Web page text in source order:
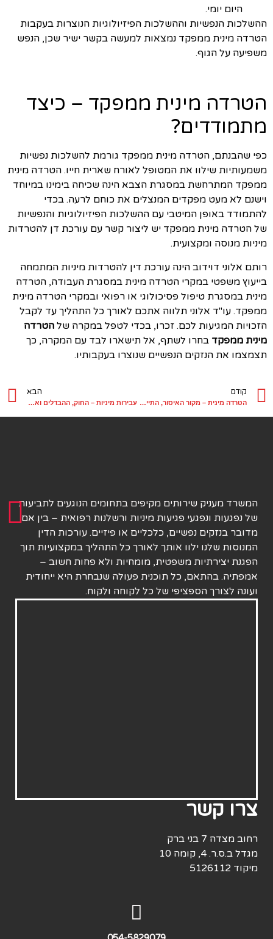
היום יומי.
ההשלכות הנפשיות וההשלכות הפיזיולוגיות הנוצרות בעקבות
הטרדה מינית ממפקד נמצאות למעשה בקשר ישיר שכן, הנפש
משפיעה על הגוף.
הטרדה מינית ממפקד – כיצד
מתמודדים?
כפי שהבנתם, הטרדה מינית ממפקד גורמת להשלכות נפשיות
משמעותיות שילוו את המטופל לאורח שארית חייו. הטרדה מינית
ממפקד המתרחשת במסגרת הצבא הינה שכיחה בימינו במיוחד
וישנם לא מעט מפקדים המנצלים את כוחם לרעה. בכדי
להתמודד באופן המיטבי עם ההשלכות הפיזיולוגיות והנפשיות
של הטרדה מינית ממפקד יש ליצור קשר עם עורכת דן להטרדות
מיניות מנוסה ומקצועית.
רותם אלוני דוידוב הינה עורכת דין להטרדות מיניות המתמחה
בייעוץ משפטי במקרי הטרדה מינית במסגרת העבודה, הטרדה
מינית במסגרת טיפול פסיכולוגי או רפואי ובמקרי הטרדה מינית
ממפקד. עו"ד אלוני תלווה אתכם לאורך כל התהליך עד לקבל
הזכויות המגיעות לכם. זכרו, בכדי לטפל במקרה של הטרדה
מינית ממפקד בחרו לשתף, אל תישארו לבד עם המקרה, כך
תצמצמו את הנזקים הנפשיים שנוצרו בעקבותיו.
קודם
הטרדה מינית – מקור האיסור, התייחסויות החוק ודרכי הטיפול
הבא
עבירות מיניות – החוק, ההבדלים ואופן ההתמודדות
המשרד מעניק שירותים מקיפים בתחומים הנוגעים לתביעות
של נפגעות ונפגעי פגיעות מיניות ורשלנות רפואית – בין אם
מדובר בנזקים נפשיים, כלכליים או פיזיים. עורכות הדין
המנוסות שלנו ילוו אותך לאורך כל התהליך במקצועיות תוך
הפגנת יצירתיות משפטית, מומחיות ולא פחות חשוב –
אמפתיה. בהתאם, כל תוכנית פעולה שנבחרת היא ייחודית
ועונה לצורך הספציפי של כל לקוחה ולקוח.
צרו קשר
רחוב מצדה 7 בני ברק
מגדל ב.ס.ר. 4, קומה 10
מיקוד 5126112